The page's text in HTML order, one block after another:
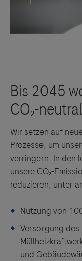
Wir setzen auf
Prozesse, um
verringern. In den
unsere CO₂-
reduzieren, unter
Nutzung von
Versorgung des
und